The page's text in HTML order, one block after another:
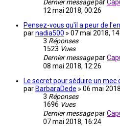
Dernier messagepar
12 mai 2018, 00:26
Pensez-vous qu'il a peur de
parnadia500 » 07 mai 2018,
3 Réponses
1523 Vues
Dernier messagepar
08 mai 2018, 12:26
Le secret pour séduire un mec
par BarbaraDede » 06 mai
3 Réponses
1696 Vues
Dernier messagepar
07 mai 2018, 16:24